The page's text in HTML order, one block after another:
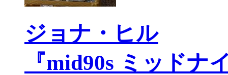
ジョナ・ヒル
『mid90s ミッドナ